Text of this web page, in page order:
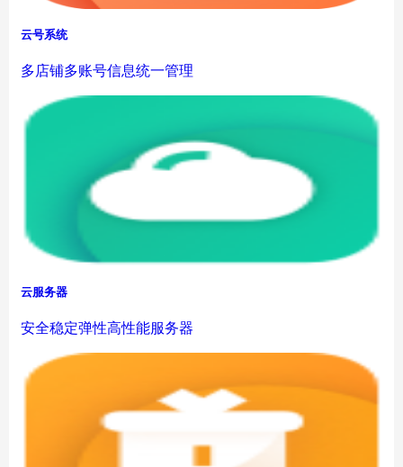
云号系统
多店铺多账号信息统一管理
云服务器
安全稳定弹性高性能服务器